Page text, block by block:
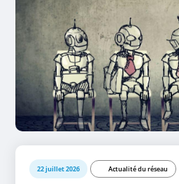
22 juillet 2026 Actualité du réseau